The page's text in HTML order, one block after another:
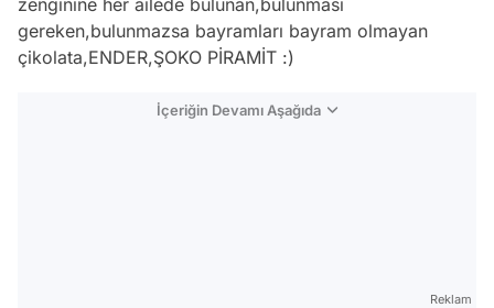
gereken,bulunmazsa bayramları bayram olmayan
çikolata,ENDER,ŞOKO PİRAMİT :)
İçeriğin Devamı Aşağıda
Reklam